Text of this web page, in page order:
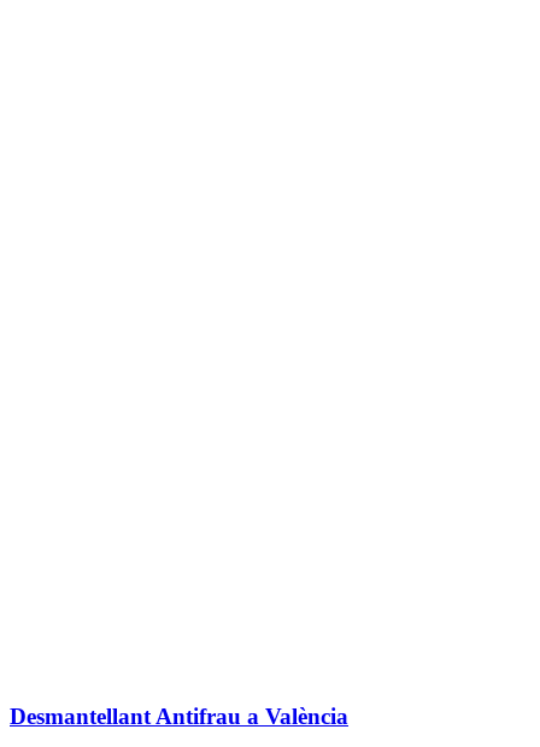
Desmantellant Antifrau a València